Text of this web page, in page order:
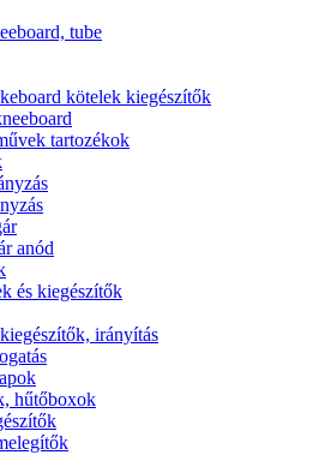
tube
kötelek kiegészítők
tartozékok
anód
és kiegészítők
irányítás
hűtőboxok